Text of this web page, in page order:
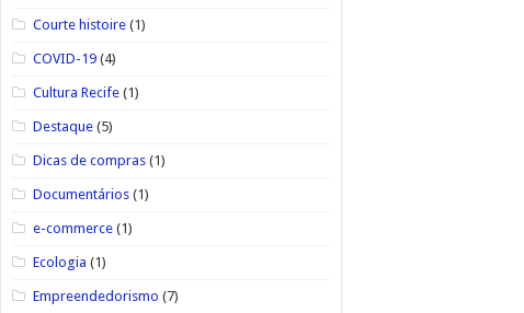
Courte histoire(1)
COVID-19(4)
Cultura Recife(1)
Destaque(5)
Dicas de compras(1)
Documentários(1)
e-commerce(1)
Ecologia (1)
Empreendedorismo (7)